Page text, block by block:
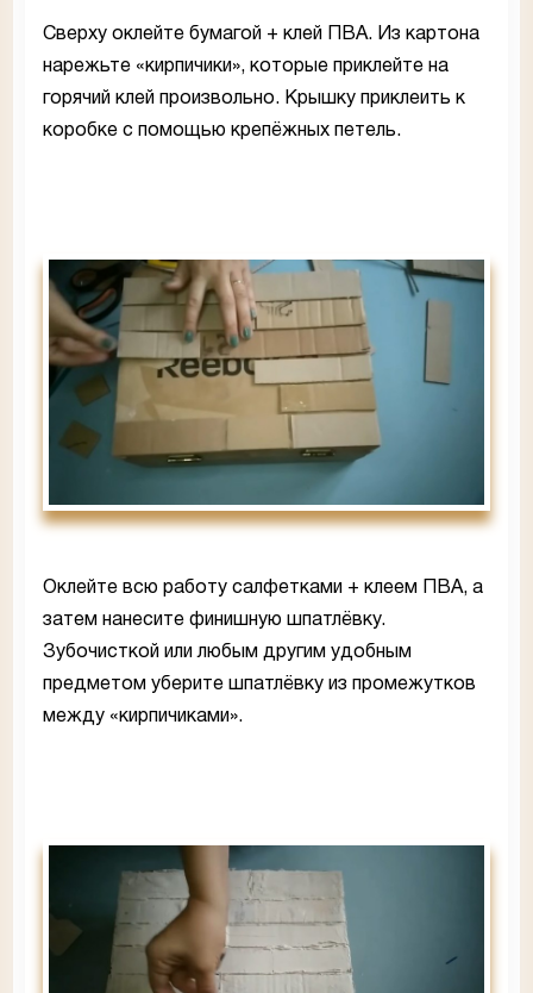
Сверху оклейте бумагой + клей ПВА. Из картона
нарежьте «кирпичики», которые приклейте на
горячий клей произвольно. Крышку приклеить к
коробке с помощью крепёжных петель.
Оклейте всю работу салфетками + клеем ПВА, а
затем нанесите финишную шпатлёвку.
Зубочисткой или любым другим удобным
предметом уберите шпатлёвку из промежутков
между «кирпичиками».